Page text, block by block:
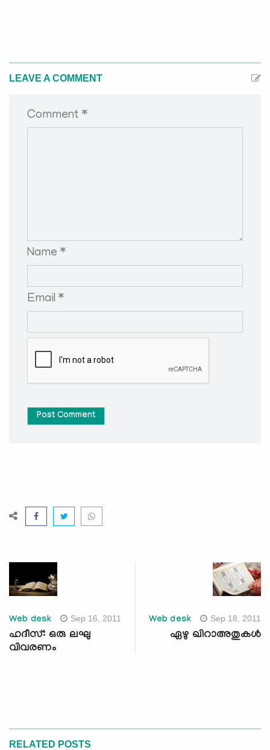
LEAVE A COMMENT
Comment *
Name *
Email *
Post Comment
Web desk Sep 16, 2011
ഹദീസ്: ഒരു ലഘു
വിവരണം
Web desk Sep 18, 2011
ഏഴു ഖിറാഅതുകള്‍
RELATED POSTS